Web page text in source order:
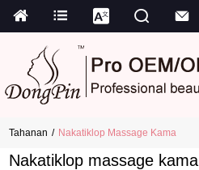
Tahanan Nakatiklop Massage Kama
Nakatiklop massage kama